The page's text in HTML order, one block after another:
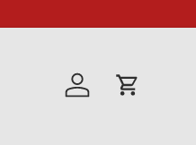
Iniciar sesión
Carrito